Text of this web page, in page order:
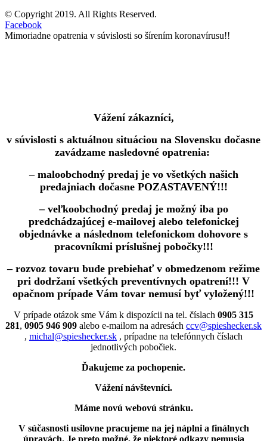
© Copyright 2019. All Rights Reserved.
Facebook
Mimoriadne opatrenia v súvislosti so šírením koronavírusu!!
Vážení zákazníci,
v súvislosti s aktuálnou situáciou na Slovensku dočasne
zavádzame nasledovné opatrenia:
– maloobchodný predaj je vo všetkých našich
predajniach dočasne POZASTAVENÝ!!!
– veľkoobchodný predaj je možný iba po
predchádzajúcej e-mailovej alebo telefonickej
objednávke a následnom telefonickom dohovore s
pracovníkmi príslušnej pobočky!!!
– rozvoz tovaru bude prebiehať v obmedzenom režime
pri dodržaní všetkých preventívnych opatrení!!! V
opačnom prípade Vám tovar nemusí byť vyložený!!!
V prípade otázok sme Vám k dispozícii na tel. číslach 0905 315
281, 0905 946 909 alebo e-mailom na adresách ccv@spieshecker.sk
, michal@spieshecker.sk , prípadne na telefónnych číslach
jednotlivých pobočiek.
Ďakujeme za pochopenie.
Vážení návštevníci.
Máme novú webovú stránku.
V súčasnosti usilovne pracujeme na jej náplni a finálnych